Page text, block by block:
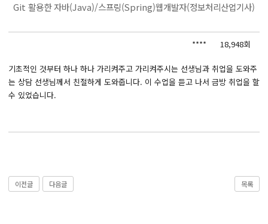
Git 활용한 자바(Java)/스프링(Spring)웹개발자(정보처리산업기사)
**** 18,948회
기초적인 것부터 하나 하나 가리켜주고 가리켜주시는 선생님과 취업을 도와주
는 상담 선생님께서 친절하게 도와줍니다. 이 수업을 듣고 나서 금방 취업을 할
수 있었습니다.
이전글 다음글 목록
BIM 건축설계 및 실내건축설계(캐드(CAD),맥스(MAX),레빗(REVIT))실무자 양성과정
React, Veu 프레임워크 기반 프론트엔드 개발 양성 지원
전산세무회계 자격취득과정[전산회계1급/전산세무2급/FAT1급/TAT2급]